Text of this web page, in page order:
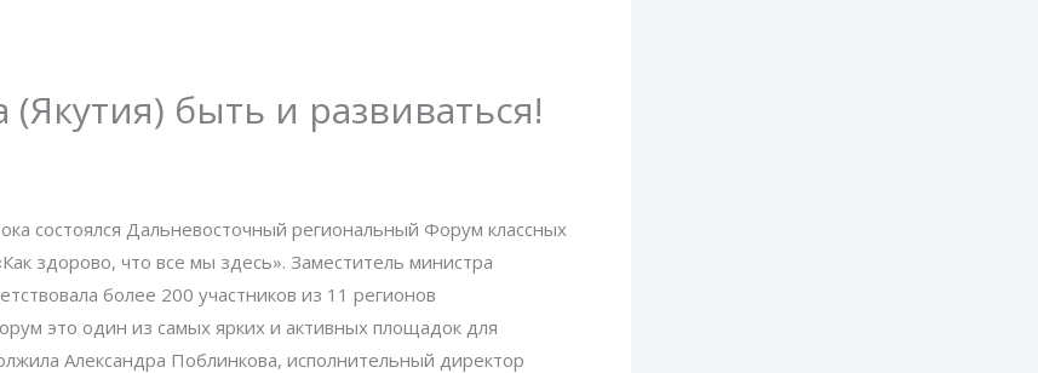
быть и развиваться!
состоялся Дальневосточный региональный Форум классных
здорово, что все мы здесь». Заместитель министра
более 200 участников из 11 регионов
это один из самых ярких и активных площадок для
Александра Поблинкова, исполнительный директор